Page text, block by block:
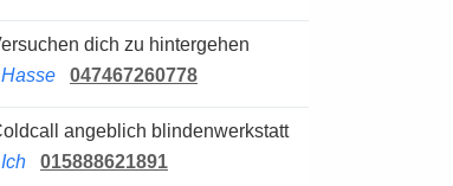
Versuchen dich zu hintergehen
Hasse
047467260778
Coldcall angeblich blindenwerkstatt
Ich
015888621891